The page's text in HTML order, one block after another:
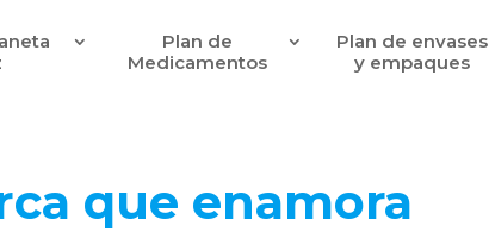
Plan de
Medicamentos
Plan de envases
y empaques
que enamora